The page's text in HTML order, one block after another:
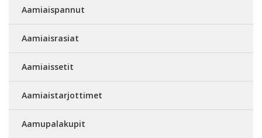
Aamiaispannut
Aamiaisrasiat
Aamiaissetit
Aamiaistarjottimet
Aamupalakupit